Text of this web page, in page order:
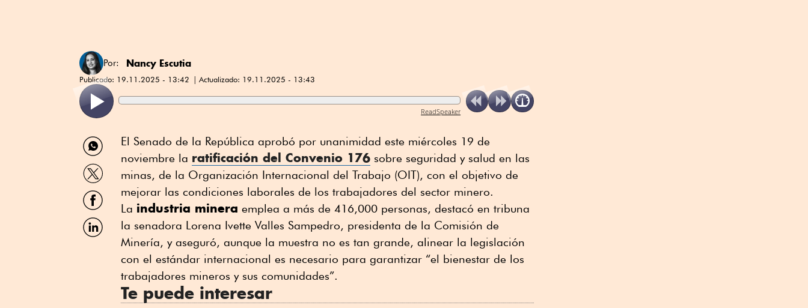
Por: Nancy Escutia
Publicado: 19.11.2025 - 13:42 Actualizado: 19.11.2025 - 13:43
ReadSpeaker
Compartir
por
WhatsApp
Compartir
por
Twitter
Compartir
por
Facebook
Compartir
por
El Senado de la República aprobó por unanimidad este miércoles 19 de
noviembre la ratificación del Convenio 176 sobre seguridad y salud en las
minas, de la Organización Internacional del Trabajo (OIT), con el objetivo de
mejorar las condiciones laborales de los trabajadores del sector minero.
La industria minera emplea a más de 416,000 personas, destacó en tribuna
la senadora Lorena Ivette Valles Sampedro, presidenta de la Comisión de
Minería, y aseguró, aunque la muestra no es tan grande, alinear la legislación
con el estándar internacional es necesario para garantizar “el bienestar de los
trabajadores mineros y sus comunidades”.
Te puede interesar